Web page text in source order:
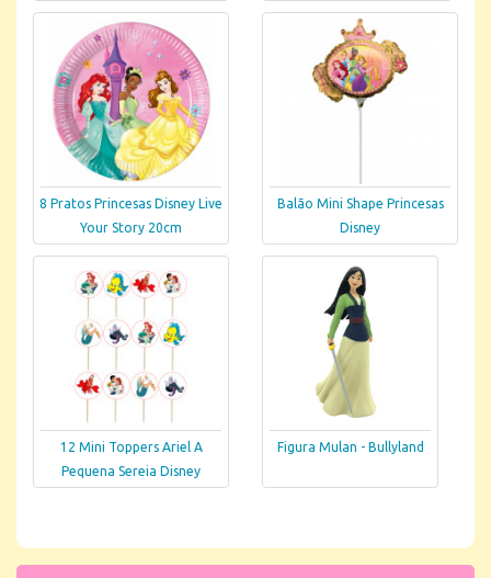
8 Pratos Princesas Disney Live
Your Story 20cm
Balão Mini Shape Princesas
Disney
12 Mini Toppers Ariel A
Pequena Sereia Disney
Figura Mulan - Bullyland